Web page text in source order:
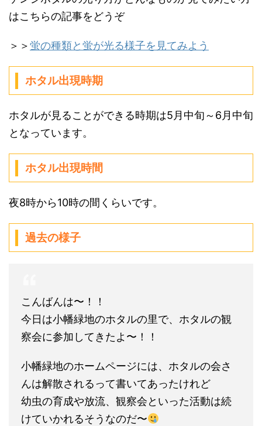
はこちらの記事をどうぞ
＞＞蛍の種類と蛍が光る様子を見てみよう
ホタル出現時期
ホタルが見ることができる時期は5月中旬～6月中旬
となっています。
ホタル出現時間
夜8時から10時の間くらいです。
過去の様子
こんばんは〜！！
今日は小幡緑地のホタルの里で、ホタルの観
察会に参加してきたよ〜！！
小幡緑地のホームページには、ホタルの会さ
んは解散されるって書いてあったけれど
幼虫の育成や放流、観察会といった活動は続
けていかれるそうなのだ〜